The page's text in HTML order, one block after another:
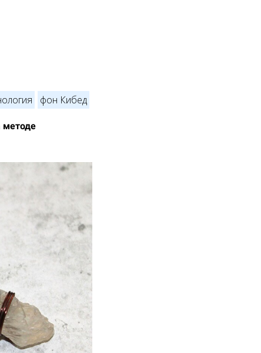
фон Кибед
методе